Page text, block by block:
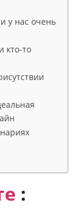
у нас очень
кто-то
: